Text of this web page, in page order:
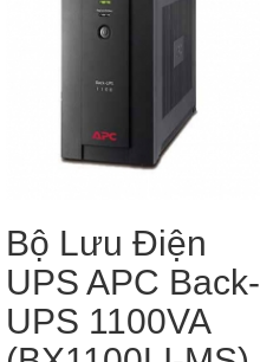
Bộ Lưu Điện
UPS APC Back-
UPS 1100VA